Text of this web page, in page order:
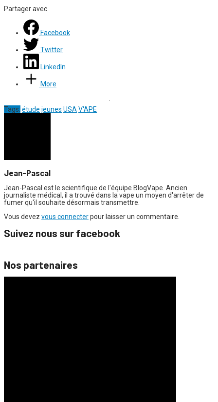
Partager avec
Facebook
Twitter
LinkedIn
More
Tags: étude jeunes USA V'APE
Jean-Pascal
Jean-Pascal est le scientifique de l'équipe BlogVape. Ancien
journaliste médical, il a trouvé dans la vape un moyen d'arrêter de
fumer qu'il souhaite désormais transmettre.
Vous devez vous connecterpour laisser un commentaire.
Suivez nous sur facebook
Nos partenaires